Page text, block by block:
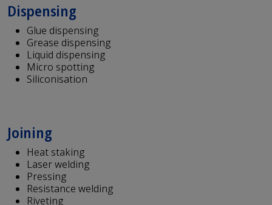
Dispensing
Glue dispensing
Grease dispensing
Liquid dispensing
Micro spotting
Siliconisation
Joining
Heat staking
Laser welding
Pressing
Resistance welding
Riveting